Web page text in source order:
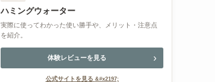
ハミングウォーター
実際に使ってわかった使い勝手や、メリット・注意点
を紹介。
体験レビューを見る
公式サイトを見る